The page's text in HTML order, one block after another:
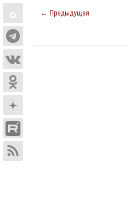
← Предыдущая